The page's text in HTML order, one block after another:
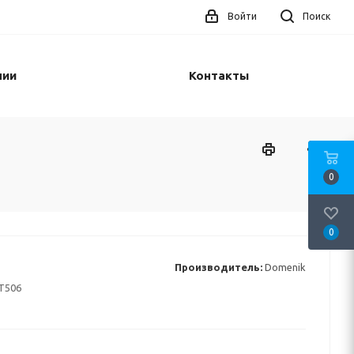
Поиск
Войти
Контакты
Производитель: Domenik
0
0